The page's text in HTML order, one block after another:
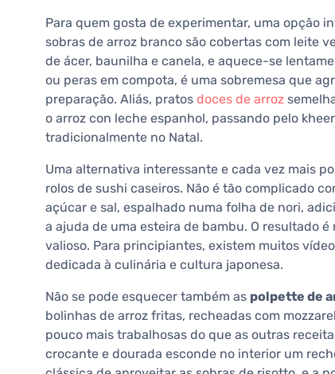
Para quem gosta de experimentar, uma opção
sobras de arroz branco são cobertas com leite
de ácer, baunilha e canela, e aquece-se
ou peras em compota, é uma sobremesa que
preparação. Aliás, pratos doces de arroz
o arroz con leche espanhol, passando pelo
tradicionalmente no Natal.
Uma alternativa interessante e cada vez mais
rolos de sushi caseiros. Não é tão complicado
açúcar e sal, espalhado numa folha de nori,
a ajuda de uma esteira de bambu. O resultado
valioso. Para principiantes, existem muitos
dedicada à culinária e cultura japonesa.
Não se pode esquecer também as polpette de
bolinhas de arroz fritas, recheadas com
pouco mais trabalhosas do que as outras
crocante e dourada esconde no interior um